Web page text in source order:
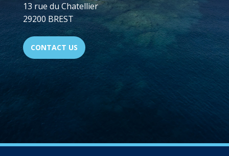
13 rue du Chatellier
29200 BREST
CONTACT US